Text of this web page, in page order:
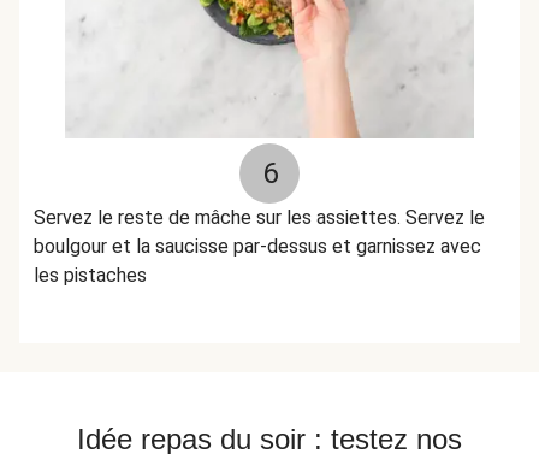
6
Servez le reste de mâche sur les assiettes. Servez le
boulgour et la saucisse par-dessus et garnissez avec
les pistaches
Idée repas du soir : testez nos